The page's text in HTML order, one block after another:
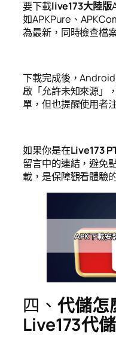
要下載live173大陸版
如APKPure、
為最新，同時檢查檔
下載完成後，
啟「允許未知來源」
單，但也提醒使用者
如果你是在Live173
留言中的連結，避免
載，是保障觀看體驗
四、 代儲怎
Live173代